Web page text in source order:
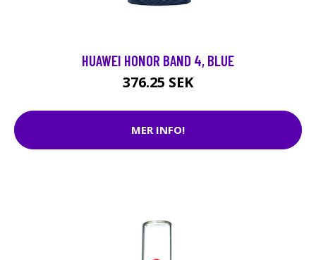
HUAWEI HONOR BAND 4, BLUE
376.25 SEK
MER INFO!